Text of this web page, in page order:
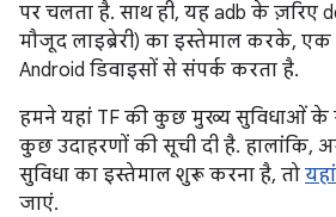
पर चलता है. साथ ही, यह adb के ज़रिए
मौजूद लाइब्रेरी) का इस्तेमाल करके, एक
Android डिवाइसों से संपर्क करता है.
हमने यहां TF की कुछ मुख्य सुविधाओं के
कुछ उदाहरणों की सूची दी है. हालांकि,
सुविधा का इस्तेमाल शुरू करना है, तो
जाएं.